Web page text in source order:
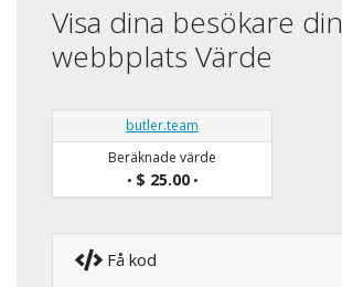
Visa dina besökare din
webbplats Värde
butler.team
Beräknade värde
• $ 25.00•
Få kod